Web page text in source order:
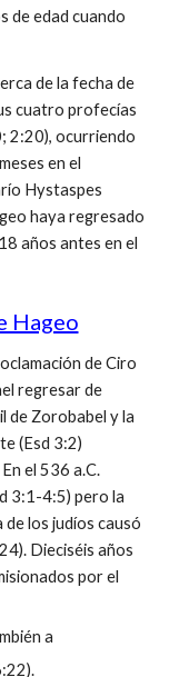
de edad cuando
de la fecha de
cuatro profecías
2:20), ocurriendo
en el
Hystaspes
haya regresado
años antes en el
Hageo
de Ciro
regresar de
de Zorobabel y la
(Esd 3:2)
el 536 a.C.
3:1-4:5) pero la
los judíos causó
Dieciséis años
por el
a